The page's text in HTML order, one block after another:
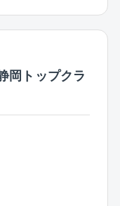
字経営を継続し
は日本トップメ
（約10棟）
岡トップクラ